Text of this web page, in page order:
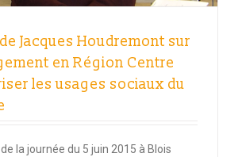
Jacques Houdremont sur
en Région Centre
les usages sociaux du
la journée du 5 juin 2015 à Blois